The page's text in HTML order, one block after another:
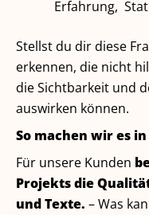
Erfahrung,
Stellst du dir diese
erkennen, die nicht
die Sichtbarkeit und
auswirken können.
So machen wir es
Für unsere Kunden
Projekts die
und Texte. – Was